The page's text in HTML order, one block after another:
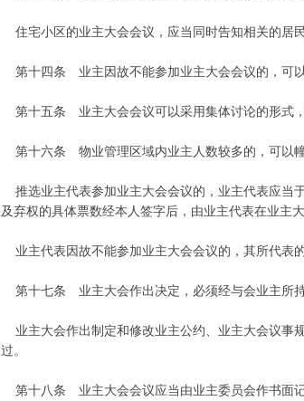
住宅小区的业主大会会议，应当同时告知相关的居民
第十四条 业主因故不能参加业主大会会议的，可以
第十五条 业主大会会议可以采用集体讨论的形式，
第十六条 物业管理区域内业主人数较多的，可以幢
推选业主代表参加业主大会会议的，业主代表应当
及弃权的具体票数经本人签字后，由业主代表在业主
业主代表因故不能参加业主大会会议的，其所代表
第十七条 业主大会作出决定，必须经与会业主所持
业主大会作出制定和修改业主公约、业主大会议事
过。
第十八条 业主大会会议应当由业主委员会作书面记